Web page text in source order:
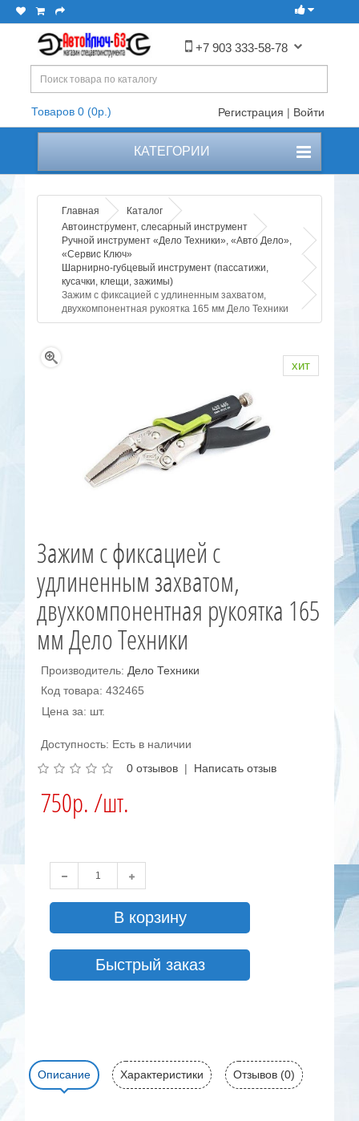
+7 903 333-58-78
Товаров 0 (0р.) Регистрация | Войти
КАТЕГОРИИ
Главная
Каталог
Автоинструмент, слесарный инструмент
Ручной инструмент «Дело Техники», «Авто Дело»,
«Сервис Ключ»
Шарнирно-губцевый инструмент (пассатижи,
кусачки, клещи, зажимы)
Зажим с фиксацией с удлиненным захватом,
двухкомпонентная рукоятка 165 мм Дело Техники
хит
Зажим с фиксацией с
удлиненным захватом,
двухкомпонентная рукоятка 165
мм Дело Техники
Производитель: Дело Техники
Код товара: 432465
Цена за: шт.
Доступность: Есть в наличии
0 отзывов | Написать отзыв
750р. /шт.
В корзину
Быстрый заказ
Описание Характеристики Отзывов (0)